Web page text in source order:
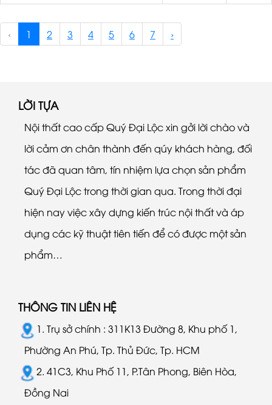
‹ 1 2 3 4 5 6 7 ›
LỜI TỰA
Nội thất cao cấp Quý Đại Lộc xin gởi lời chào và
lời cảm ơn chân thành đến qúy khách hàng, đối
tác đã quan tâm, tín nhiệm lựa chọn sản phẩm
Quý Đại Lộc trong thời gian qua. Trong thời đại
hiện nay việc xây dựng kiến trúc nội thất và áp
dụng các kỹ thuật tiên tiến để có được một sản
phẩm…
THÔNG TIN LIÊN HỆ
1. Trụ sở chính : 311K13 Đường 8, Khu phố 1,
Phường An Phú, Tp. Thủ Đức, Tp. HCM
2. 41C3, Khu Phố 11, P.Tân Phong, Biên Hòa,
Đồng Nai